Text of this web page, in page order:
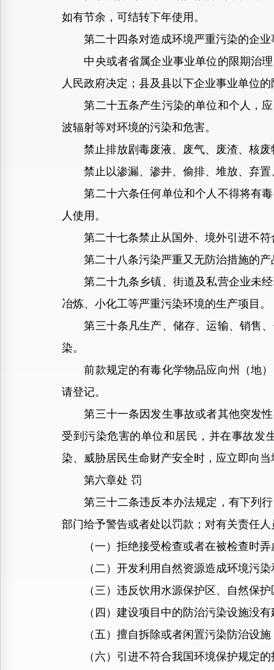
如有节余，可结转下年使用。
第二十四条对造成环境严重污染的企业
中央或者省属企业事业单位的限期治理
人民政府决定；县及县以下企业事业单位
第二十五条产生污染的单位和个人，应
波辐射等对环境的污染和危害。
禁止排放剧毒废液、废气、废渣、核废
禁止以渗漏、渗井、偷排、堆放、弃置
第二十六条任何单位和个人不得将有毒
人使用。
第二十七条禁止从国外、境外引进不符
第二十八条污染严重又无防治措施的产
第二十九条乡镇、街道及私营企业未经
冶炼、小化工等严重污染环境的生产项目。
第三十条凡生产、储存、运输、销售、
染。
前款规定的有毒化学物品应向州（地）
请登记。
第三十一条因发生事故或者其他突发性
受到污染危害的单位和居民，并在事故发
染、威胁居民生命财产安全时，应立即向
第六章处 罚
第三十二条违反本办法规定，有下列行
部门给予警告或者处以罚款；对有关责任
（一）拒绝接受检查或者在被检查时弄
（二）开发利用自然资源造成环境污染
（三）违反饮用水源保护区、自然保护
（四）建设项目中的防治污染设施没有
（五）擅自拆除或者闲置污染防治设施
（六）引进不符合我国环境保护规定的